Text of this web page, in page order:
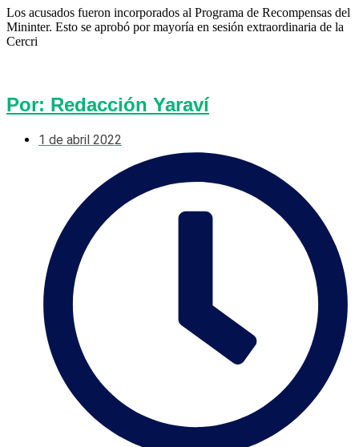
Los acusados fueron incorporados al Programa de Recompensas del
Mininter. Esto se aprobó por mayoría en sesión extraordinaria de la
Cercri
Por: Redacción Yaraví
1 de abril 2022